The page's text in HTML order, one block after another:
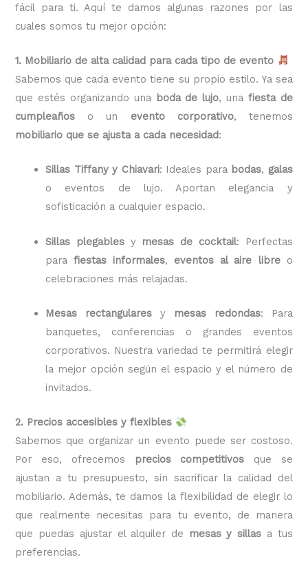
fácil para ti. Aquí te damos algunas razones por las
cuales somos tu mejor opción:
1. Mobiliario de alta calidad para cada tipo de evento
Sabemos que cada evento tiene su propio estilo. Ya sea
que estés organizando una boda de lujo, una fiesta de
cumpleaños o un evento corporativo, tenemos
mobiliario que se ajusta a cada necesidad:
Sillas Tiffany y Chiavari: Ideales para bodas, galas
o eventos de lujo. Aportan elegancia y
sofisticación a cualquier espacio.
Sillas plegablesy mesas de cocktail: Perfectas
parafiestas informales, eventos al aire libreo
celebraciones más relajadas.
Mesas rectangulares y mesas redondas: Para
banquetes, conferencias o grandes eventos
corporativos. Nuestra variedad te permitirá elegir
la mejor opción según el espacio y el número de
invitados.
2. Precios accesibles y flexibles
Sabemos que organizar un evento puede ser costoso.
Por eso, ofrecemos
precios competitivos que se
ajustan a tu presupuesto, sin sacrificar la calidad del
mobiliario. Además, te damos la flexibilidad de elegir lo
que realmente necesitas para tu evento, de manera
que puedas ajustar el alquiler de
mesas y sillas a tus
preferencias.